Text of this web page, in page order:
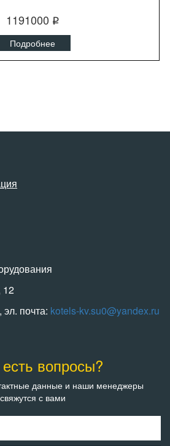
1191000 q
Подробнее
12
почта: kotels-kv.su0@yandex.ru
вопросы?
данные и наши менеджеры
свяжутся с вами